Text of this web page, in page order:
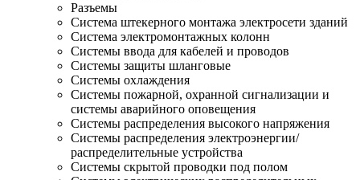
Разъемы
Система штекерного монтажа электросети зданий
Система электромонтажных колонн
Системы ввода для кабелей и проводов
Системы защиты шланговые
Системы охлаждения
Системы пожарной, охранной сигнализации и
системы аварийного оповещения
Системы распределения высокого напряжения
Системы распределения электроэнергии/
распределительные устройства
Системы скрытой проводки под полом